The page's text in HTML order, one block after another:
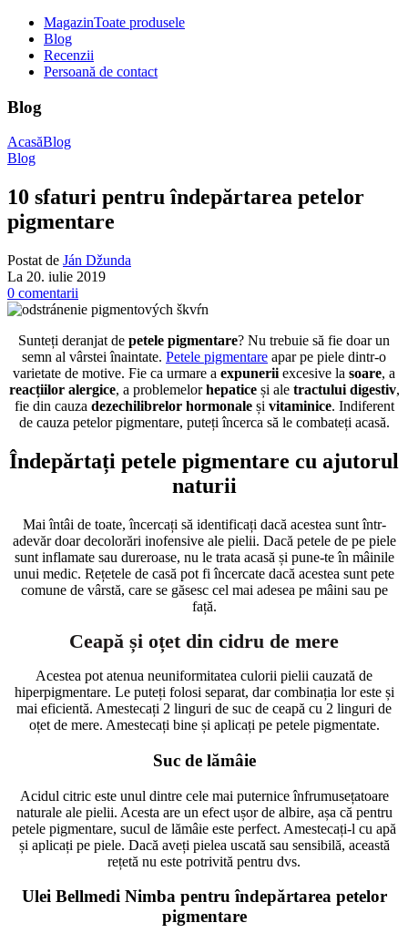
MagazinToate produsele
Blog
Recenzii
Persoană de contact
Blog
AcasăBlog
Blog
10 sfaturi pentru îndepărtarea petelor
pigmentare
Postat de Ján Džunda
La 20. iulie 2019
0 comentarii
Sunteți deranjat de petele pigmentare? Nu trebuie să fie doar un
semn al vârstei înaintate. Petele pigmentare apar pe piele dintr-o
varietate de motive. Fie ca urmare a expunerii excesive la soare, a
reacțiilor alergice, a problemelorhepaticeși ale tractului digestiv,
fie din cauza dezechilibrelor hormonaleși vitaminice. Indiferent
de cauza petelor pigmentare, puteți încerca să le combateți acasă.
Îndepărtați petele pigmentare cu ajutorul
naturii
Mai întâi de toate, încercați să identificați dacă acestea sunt într-
adevăr doar decolorări inofensive ale pielii. Dacă petele de pe piele
sunt inflamate sau dureroase, nu le trata acasă și pune-te în mâinile
unui medic. Rețetele de casă pot fi încercate dacă acestea sunt pete
comune de vârstă, care se găsesc cel mai adesea pe mâini sau pe
față.
Ceapă și oțet din cidru de mere
Acestea pot atenua neuniformitatea culorii pielii cauzată de
hiperpigmentare. Le puteți folosi separat, dar combinația lor este și
mai eficientă. Amestecați 2 linguri de suc de ceapă cu 2 linguri de
oțet de mere. Amestecați bine și aplicați pe petele pigmentate.
Suc de lămâie
Acidul citric este unul dintre cele mai puternice înfrumusețatoare
naturale ale pielii. Acesta are un efect ușor de albire, așa că pentru
petele pigmentare, sucul de lămâie este perfect. Amestecați-l cu apă
și aplicați pe piele. Dacă aveți pielea uscată sau sensibilă, această
rețetă nu este potrivită pentru dvs.
Ulei Bellmedi Nimba pentru îndepărtarea petelor
pigmentare